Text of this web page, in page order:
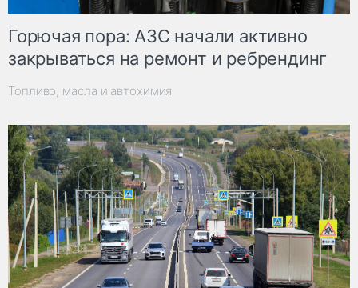
Горючая пора: АЗС начали активно
закрываться на ремонт и ребрендинг
Топливо, масла и автохимия